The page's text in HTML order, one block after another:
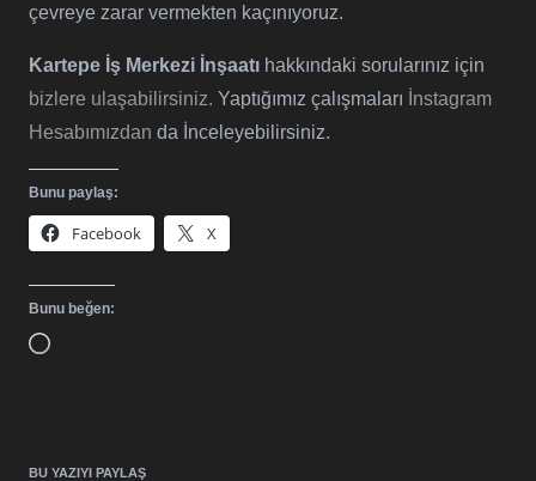
çevreye zarar vermekten kaçınıyoruz.
Kartepe İş Merkezi İnşaatı hakkındaki sorularınız için
bizlere ulaşabilirsiniz. Yaptığımız çalışmaları İnstagram
Hesabımızdan da İnceleyebilirsiniz.
Bunu paylaş:
Facebook X
Bunu beğen:
Yükleniyor...
BU YAZIYI PAYLAŞ